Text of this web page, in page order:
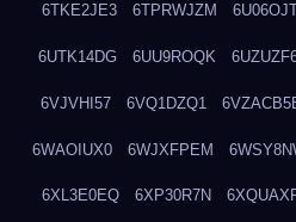
6TKE2JE3 6TPRWJZM
6UTK14DG 6UU9ROQK
6VJVHI57 6VQ1DZQ1
6WAOIUX0 6WJXFPEM
6XL3E0EQ 6XP30R7N